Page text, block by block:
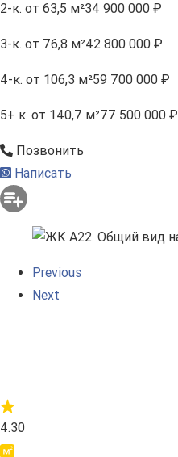
2-к. от 63,5 м²34 900 000 ₽
3-к. от 76,8 м²42 800 000 ₽
4-к. от 106,3 м²59 700 000 ₽
5+ к. от 140,7 м²77 500 000 ₽
Позвонить
Написать
Previous
Next
4.30